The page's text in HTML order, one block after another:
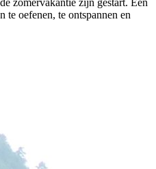
zomervakantie zijn gestart. Een
te oefenen, te ontspannen en